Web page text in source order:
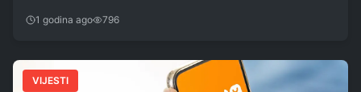
1 godina ago 796
VIJESTI